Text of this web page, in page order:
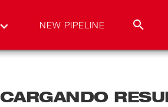
NEW PIPELINE
CARGANDO